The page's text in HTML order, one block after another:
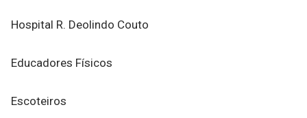
Hospital R. Deolindo Couto
Educadores Físicos
Escoteiros